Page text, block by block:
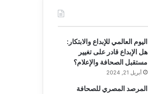
اليوم العالمي للإبداع والابتكار:
هل الإبداع قادر على تغيير
مستقبل الصحافة والإعلام؟
أبريل 21, 2024
المرصد المصري للصحافة